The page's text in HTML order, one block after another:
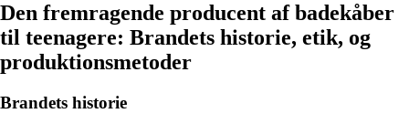
Den fremragende producent af badekåber
til teenagere: Brandets historie, etik, og
produktionsmetoder
Brandets historie